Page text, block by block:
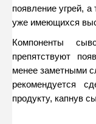
появление угрей,
уже имеющихся
Компоненты
препятствуют
менее заметными
рекомендуется
продукту, капнув